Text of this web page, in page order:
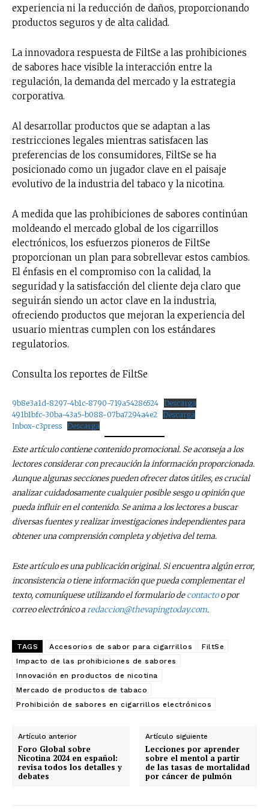
experiencia ni la reducción de daños, proporcionando
productos seguros y de alta calidad.
La innovadora respuesta de FiltSe a las prohibiciones
de sabores hace visible la interacción entre la
regulación, la demanda del mercado y la estrategia
corporativa.
Al desarrollar productos que se adaptan a las
restricciones legales mientras satisfacen las
preferencias de los consumidores, FiltSe se ha
posicionado como un jugador clave en el paisaje
evolutivo de la industria del tabaco y la nicotina.
A medida que las prohibiciones de sabores continúan
moldeando el mercado global de los cigarrillos
electrónicos, los esfuerzos pioneros de FiltSe
proporcionan un plan para sobrellevar estos cambios.
El énfasis en el compromiso con la calidad, la
seguridad y la satisfacción del cliente deja claro que
seguirán siendo un actor clave en la industria,
ofreciendo productos que mejoran la experiencia del
usuario mientras cumplen con los estándares
regulatorios.
Consulta los reportes de FiltSe
9b8e3a1d-8297-4b1c-8790-719a54286524
Descarga
491b1bfc-30ba-43a5-b088-07ba7294a4e2
Descarga
Inbox-c3press
Descarga
Este artículo contiene contenido promocional. Se aconseja a los
lectores considerar con precaución la información proporcionada.
Aunque algunas secciones pueden ofrecer datos útiles, es crucial
analizar cuidadosamente cualquier posible sesgo u opinión que
pueda influir en el contenido. Se anima a los lectores a buscar
diversas fuentes y realizar investigaciones independientes para
obtener una comprensión completa y objetiva del tema.
Este artículo es una publicación original. Si encuentra algún error,
inconsistencia o tiene información que pueda complementar el
texto, comuníquese utilizando el formulario decontactoo por
correo electrónico aredaccion@thevapingtoday.com.
TAGS Accesorios de sabor para cigarrillos
FiltSe
Impacto de las prohibiciones de sabores
Innovación en productos de nicotina
Mercado de productos de tabaco
Prohibición de sabores en cigarrillos electrónicos
Artículo anterior
Foro Global sobre
Nicotina 2024 en español:
revisa todos los detalles y
debates
Artículo siguiente
Lecciones por aprender
sobre el mentol a partir
de las tasas de mortalidad
por cáncer de pulmón